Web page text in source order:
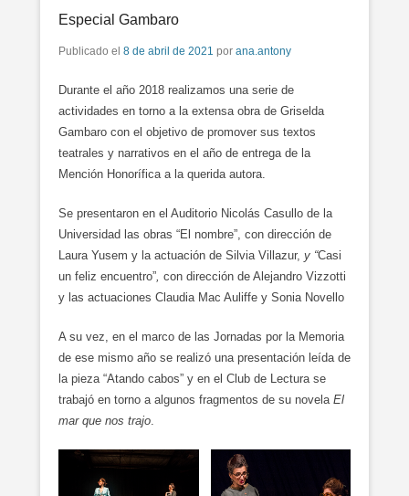
Especial Gambaro
Publicado el 8 de abril de 2021 por ana.antony
Durante el año 2018 realizamos una serie de
actividades en torno a la extensa obra de Griselda
Gambaro con el objetivo de promover sus textos
teatrales y narrativos en el año de entrega de la
Mención Honorífica a la querida autora.
Se presentaron en el Auditorio Nicolás Casullo de la
Universidad las obras “El nombre”, con dirección de
Laura Yusem y la actuación de Silvia Villazur, y “Casi
un feliz encuentro”, con dirección de Alejandro Vizzotti
y las actuaciones Claudia Mac Auliffe y Sonia Novello
A su vez, en el marco de las Jornadas por la Memoria
de ese mismo año se realizó una presentación leída de
la pieza “Atando cabos” y en el Club de Lectura se
trabajó en torno a algunos fragmentos de su novela El
mar que nos trajo.